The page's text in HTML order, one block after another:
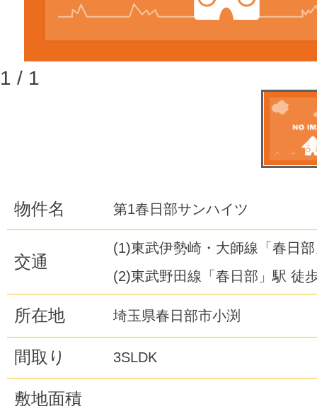
1 / 1
物件名 第1春日部サンハイツ
交通
(1)東武伊勢崎・大師線「春日
(2)東武野田線「春日部」駅 徒
所在地 埼玉県春日部市小渕
間取り 3SLDK
敷地面積